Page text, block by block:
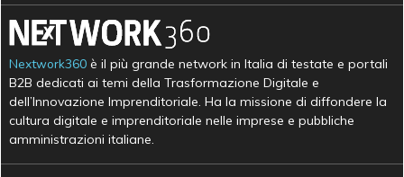
Nextwork360 è il più grande network in Italia di testate e portali
B2B dedicati ai temi della Trasformazione Digitale e
dell’Innovazione Imprenditoriale. Ha la missione di diffondere la
cultura digitale e imprenditoriale nelle imprese e pubbliche
amministrazioni italiane.